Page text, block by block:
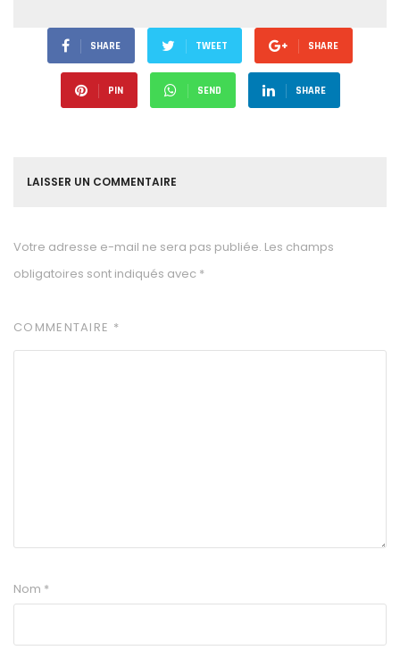
SHARE TWEET SHARE
PIN SEND SHARE
LAISSER UN COMMENTAIRE
Votre adresse e-mail ne sera pas publiée. Les champs
obligatoires sont indiqués avec *
COMMENTAIRE *
Nom *